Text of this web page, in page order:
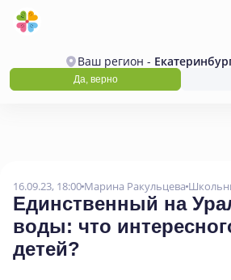
Ваш регион -
Да, верно
16.09.23, 18:00 Марина Ракульцева
Единственный на
воды: что
детей?